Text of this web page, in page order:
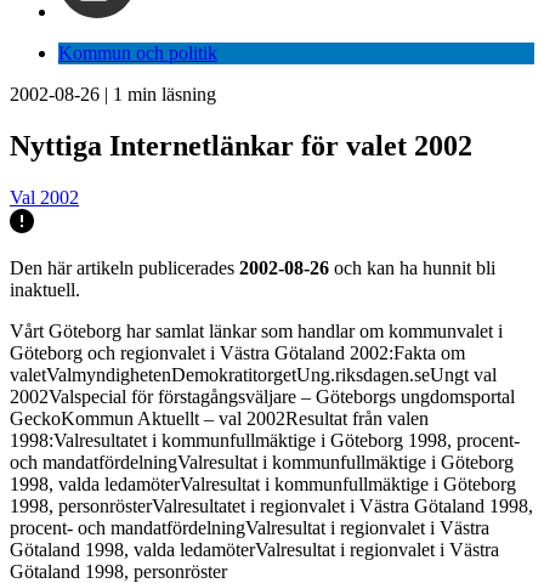
Kommun och politik
2002-08-26 | 1 min läsning
Nyttiga Internetlänkar för valet 2002
Val 2002
Den här artikeln publicerades 2002-08-26 och kan ha hunnit bli
inaktuell.
Vårt Göteborg har samlat länkar som handlar om kommunvalet i
Göteborg och regionvalet i Västra Götaland 2002:Fakta om
valetValmyndighetenDemokratitorgetUng.riksdagen.seUngt val
2002Valspecial för förstagångsväljare – Göteborgs ungdomsportal
GeckoKommun Aktuellt – val 2002Resultat från valen
1998:Valresultatet i kommunfullmäktige i Göteborg 1998, procent-
och mandatfördelningValresultat i kommunfullmäktige i Göteborg
1998, valda ledamöterValresultat i kommunfullmäktige i Göteborg
1998, personrösterValresultatet i regionvalet i Västra Götaland 1998,
procent- och mandatfördelningValresultat i regionvalet i Västra
Götaland 1998, valda ledamöterValresultat i regionvalet i Västra
Götaland 1998, personröster